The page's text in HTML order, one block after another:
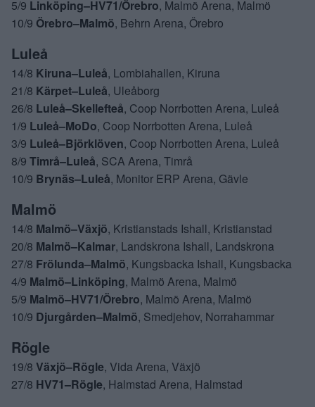
5/9 Linköping–HV71/Örebro, Malmö Arena, Malmö
10/9 Örebro–Malmö, Behrn Arena, Örebro
Luleå
14/8 Kiruna–Luleå, Lombiahallen, Kiruna
21/8 Kärpet–Luleå, Uleåborg
26/8 Luleå–Skellefteå, Coop Norrbotten Arena, Luleå
1/9 Luleå–MoDo, Coop Norrbotten Arena, Luleå
3/9 Luleå–Björklöven, Coop Norrbotten Arena, Luleå
8/9 Timrå–Luleå, SCA Arena, Timrå
10/9 Brynäs–Luleå, Monitor ERP Arena, Gävle
Malmö
14/8 Malmö–Växjö, Kristianstads Ishall, Kristianstad
20/8 Malmö–Kalmar, Landskrona Ishall, Landskrona
27/8 Frölunda–Malmö, Kungsbacka Ishall, Kungsbacka
4/9 Malmö–Linköping, Malmö Arena, Malmö
5/9 Malmö–HV71/Örebro, Malmö Arena, Malmö
10/9 Djurgården–Malmö, Smedjehov, Norrahammar
Rögle
19/8 Växjö–Rögle, Vida Arena, Växjö
27/8 HV71–Rögle, Halmstad Arena, Halmstad